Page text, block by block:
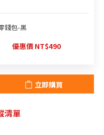
錢包-黑
優惠價 NT$490
立即購買
清單